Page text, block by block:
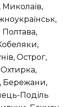
Острог,
Бережани,
Поділь